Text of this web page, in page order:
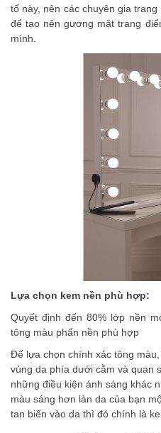
tố này, nên các chuyên gia
để tạo nên gương mặt trang
mình.
Lựa chọn kem nền phù hợp:
Quyết định đến 80% lớp nền
tông màu phấn nền phù hợp
Để lựa chọn chính xác tông
vùng da phía dưới cằm và quan
những điều kiện ánh sáng khác
màu sáng hơn làn da của bạn
tan biến vào da thì đó chính là